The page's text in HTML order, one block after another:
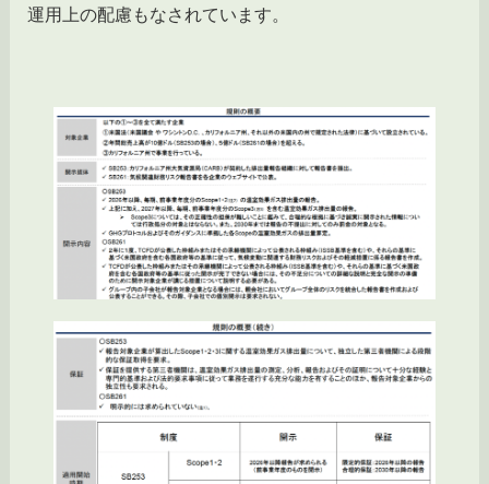
運用上の配慮もなされています。